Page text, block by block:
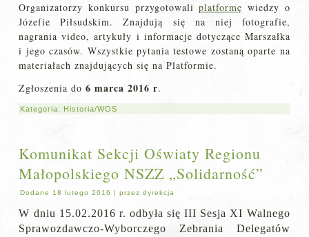
Organizatorzy konkursu przygotowaliplatformę wiedzy o
Józefie Piłsudskim. Znajdują się na niej fotografie,
nagrania video, artykuły i informacje dotyczące Marszałka
i jego czasów. Wszystkie pytania testowe zostaną oparte na
materiałach znajdujących się na Platformie.
Zgłoszenia do6 marca 2016 r.
Kategoria: Historia/WOS
Komunikat Sekcji Oświaty Regionu
Małopolskiego NSZZ „Solidarność”
Dodane 18 lutego 2016 |przez dyrekcja
W dniu 15.02.2016 r. odbyła się III Sesja XI Walnego
Sprawozdawczo-Wyborczego Zebrania Delegatów